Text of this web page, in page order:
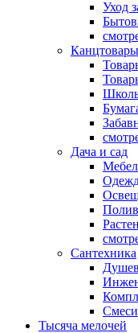
Уход
Канцтовары
Дача и сад
Полив
Сантехника
Тысяча мелочей